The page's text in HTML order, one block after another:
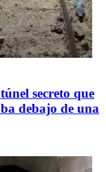
secreto que
debajo de una